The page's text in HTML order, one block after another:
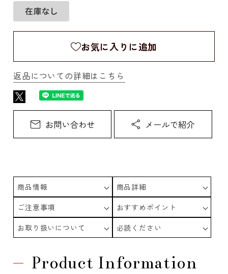
お気に入りに追加
返品についての詳細はこちら
商品情報
商品詳細
ご注意事項
おすすめポイント
お取り扱いについて
必読ください
Product Information